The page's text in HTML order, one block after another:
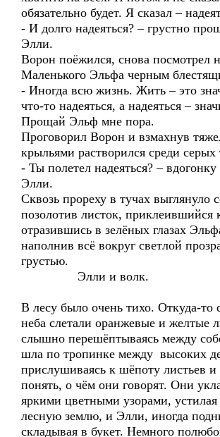
обязательно будет. Я сказал –
- И долго надеяться? – грустно
Элли.
Ворон поёжился, снова посмотрел
Маленького Эльфа черным
- Иногда всю жизнь. Жить – это
что-то надеяться, а надеяться –
Прощай Эльф мне пора.
Проговорил Ворон и взмахнув
крыльями растворился среди серых
- Ты полетел надеяться? –
Элли.
Сквозь прореху в тучах выглянуло
позолотив листок, приклеившийся
отразившись в зелёных глазах
наполнив всё вокруг светлой
грустью.
Элли и волк.
В лесу было очень тихо. Откуда-то
неба слетали оранжевые и желтые
слышно перешёптываясь между
шла по тропинке между высоких
прислушиваясь к шёпоту листьев и
понять, о чём они говорят. Они
яркими цветными узорами,
лесную землю, и Элли, иногда
складывая в букет. Немного